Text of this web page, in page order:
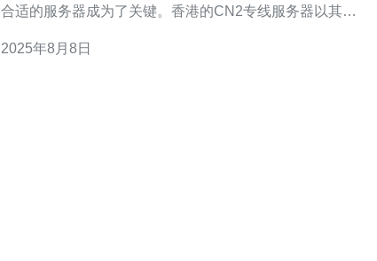
合适的服务器成为了关键。香港的CN2专线服务器以其卓
2. CN2专线的优势 CN2专线是中国电信提供的一种高质量
2025年8月8日